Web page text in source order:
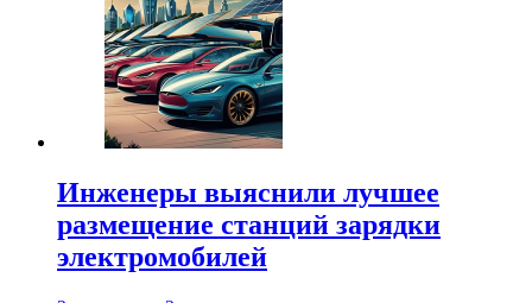
Инженеры выяснили лучшее
размещение станций зарядки
электромобилей